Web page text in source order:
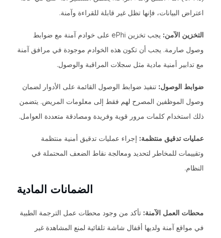
اعتراض البيانات، فإنها تظل غير قابلة للقراءة وآمنة.
التخزين الآمن:
يجب تخزين ePhi على خوادم آمنة مع ضوابط
وصول صارمة. يجب أن تكون هذه الخوادم موجودة في مرافق آمنة
مع تدابير أمنية مادية مثل سجلات المراقبة والوصول.
ضوابط الوصول: تنفيذ ضوابط الوصول القائمة على الأدوار لضمان
وصول الموظفين المصرح لهم فقط إلى معلومات المريض. يتضمن
ذلك استخدام كلمات مرور قوية وفريدة ومصادقة متعددة العوامل.
عمليات تدقيق منتظمة: إجراء عمليات تدقيق أمنية منتظمة
وتقييمات للمخاطر لتحديد ومعالجة نقاط الضعف المحتملة في
النظام.
الضمانات المادية
محطات العمل الآمنة: تأكد من وجود محطات عمل الترجمة الطبية
في مواقع آمنة ولديها أقفال شاشة تلقائية لمنع المشاهدة غير